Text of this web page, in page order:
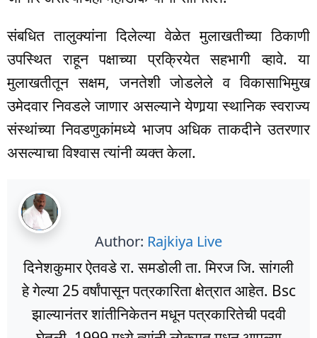
संबधित तालुक्यांना दिलेल्या वेळेत मुलाखतीच्या ठिकाणी
उपस्थित राहून पक्षाच्या प्रक्रियेत सहभागी व्हावे. या
मुलाखतीतून सक्षम, जनतेशी जोडलेले व विकासाभिमुख
उमेदवार निवडले जाणार असल्याने येणार्‍या स्थानिक स्वराज्य
संस्थांच्या निवडणुकांमध्ये भाजप अधिक ताकदीने उतरणार
असल्याचा विश्वास त्यांनी व्यक्त केला.
Author: Rajkiya Live
दिनेशकुमार ऐतवडे रा. समडोली ता. मिरज जि. सांगली
हे गेल्या 25 वर्षांपासून पत्रकारिता क्षेत्रात आहेत. Bsc
झाल्यानंतर शांतीनिकेतन मधून पत्रकारितेची पदवी